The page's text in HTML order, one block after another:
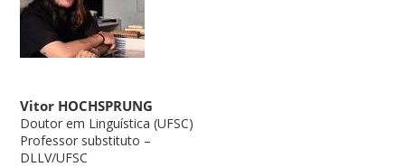
Vitor HOCHSPRUNG
Doutor em Linguística (UFSC)
Professor substituto –
DLLV/UFSC